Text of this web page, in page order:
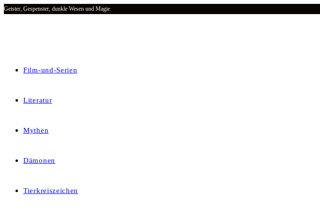
Zum
Geister, Gespenster, dunkle Wesen und Magie
Film-und-Serien
Literatur
Mythen
Dämonen
Tierkreiszeichen